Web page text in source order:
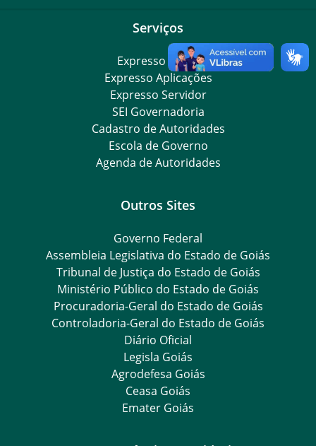
Serviços
Expresso Goiás
Expresso Aplicações
Expresso Servidor
SEI Governadoria
Cadastro de Autoridades
Escola de Governo
Agenda de Autoridades
Outros Sites
Governo Federal
Assembleia Legislativa do Estado de Goiás
Tribunal de Justiça do Estado de Goiás
Ministério Público do Estado de Goiás
Procuradoria-Geral do Estado de Goiás
Controladoria-Geral do Estado de Goiás
Diário Oficial
Legisla Goiás
Agrodefesa Goiás
Ceasa Goiás
Emater Goiás